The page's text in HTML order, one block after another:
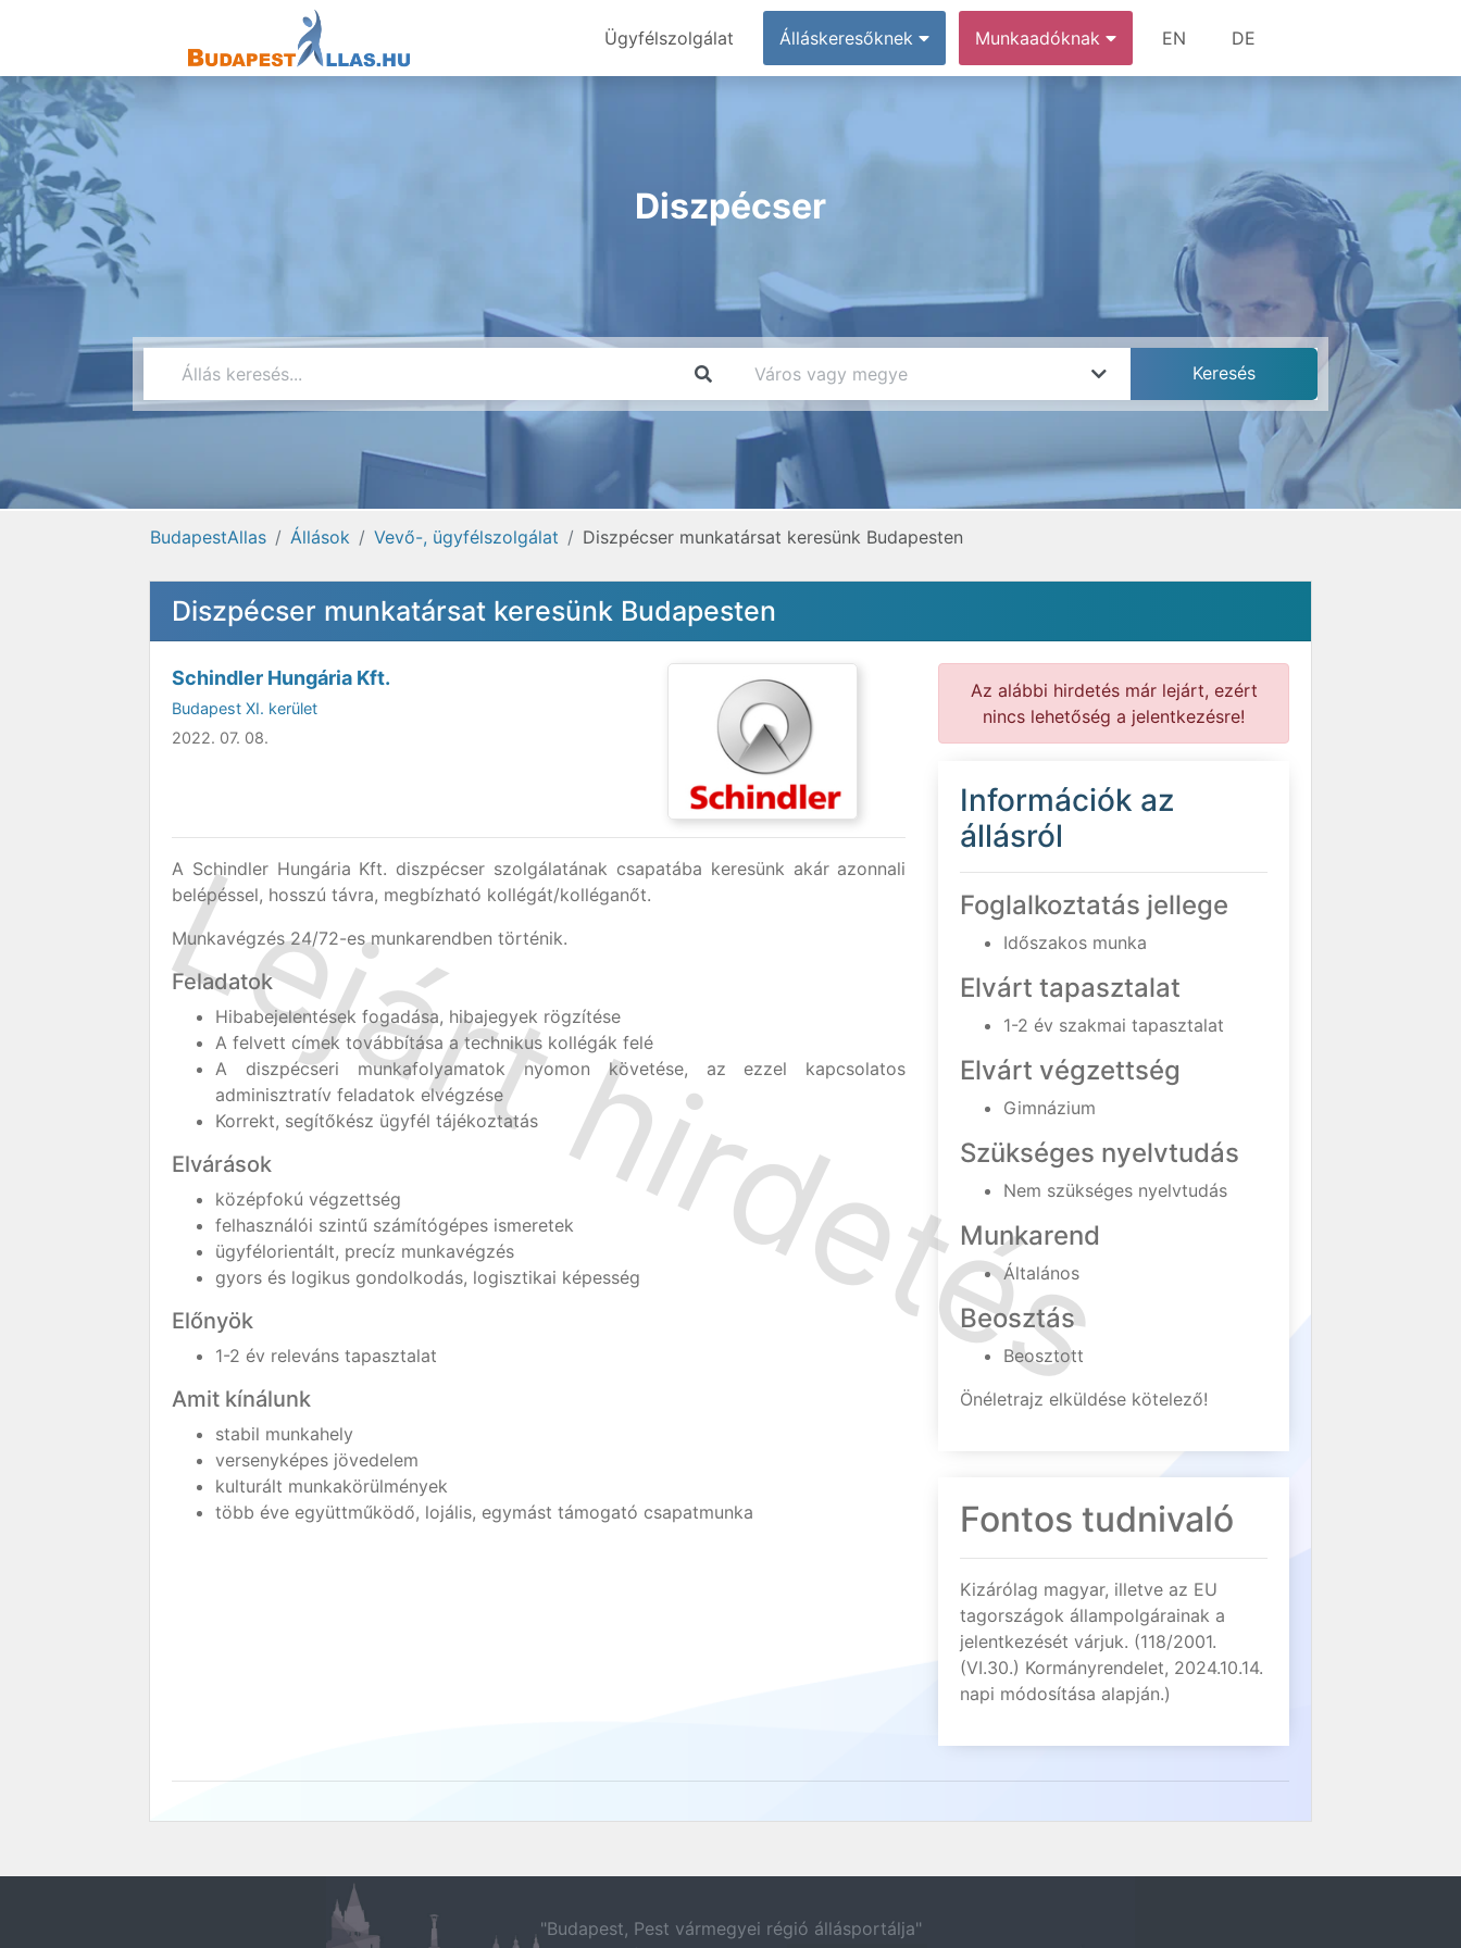
Ügyfélszolgálat Álláskeresőknek Munkaadóknak EN DE
Diszpécser
BudapestAllas Állások Vevő-, ügyfélszolgálat Diszpécser munkatársat keresünk Budapesten
Diszpécser munkatársat keresünk Budapesten
Schindler Hungária Kft.
Budapest XI. kerület
2022. 07. 08.
A Schindler Hungária Kft. diszpécser szolgálatának csapatába keresünk akár azonnali
belépéssel, hosszú távra, megbízható kollégát/kolléganőt.
Munkavégzés 24/72-es munkarendben történik.
Feladatok
Hibabejelentések fogadása, hibajegyek rögzítése
A felvett címek továbbítása a technikus kollégák felé
A diszpécseri munkafolyamatok nyomon követése, az ezzel kapcsolatos
adminisztratív feladatok elvégzése
Korrekt, segítőkész ügyfél tájékoztatás
Elvárások
középfokú végzettség
felhasználói szintű számítógépes ismeretek
ügyfélorientált, precíz munkavégzés
gyors és logikus gondolkodás, logisztikai képesség
Előnyök
1-2 év releváns tapasztalat
Amit kínálunk
stabil munkahely
versenyképes jövedelem
kulturált munkakörülmények
több éve együttműködő, lojális, egymást támogató csapatmunka
Az alábbi hirdetés már lejárt, ezért
nincs lehetőség a jelentkezésre!
Információk az
állásról
Foglalkoztatás jellege
Időszakos munka
Elvárt tapasztalat
1-2 év szakmai tapasztalat
Elvárt végzettség
Gimnázium
Szükséges nyelvtudás
Nem szükséges nyelvtudás
Munkarend
Általános
Beosztás
Beosztott
Önéletrajz elküldése kötelező!
Fontos tudnivaló
Kizárólag magyar, illetve az EU
tagországok állampolgárainak a
jelentkezését várjuk. (118/2001.
(VI.30.) Kormányrendelet, 2024.10.14.
napi módosítása alapján.)
"Budapest, Pest vármegyei régió állásportálja"